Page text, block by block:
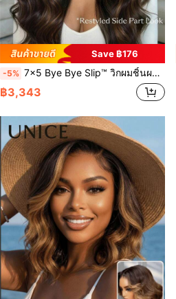
Save ฿176
-5% 7x5 Bye Bye Slip™ วิกผมชิ้นผมลูกไม้ปิดสีดำไฮไลท์สีน้ำตาลทอง ผมลอนคลื่น เชือกรูด ผมลอนคลื่นนุ่มลื่น เลเยอร์กรอบหน้า เส้นผมตัดแต่งล่วงหน้า ฟอกสีล่วงหน้า ถอนเส้นผมล่วงหน้า วิกผมลูกไม้โปร่งใสผสมผมมนุษย์ 100% ไม่ต้องใช้กาว เหมาะสำหรับผู้เริ่มต้น Unice Wig
฿3,343